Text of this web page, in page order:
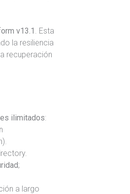
v13.1 . Esta
la resiliencia
recuperación
ilimitados:
;
a largo